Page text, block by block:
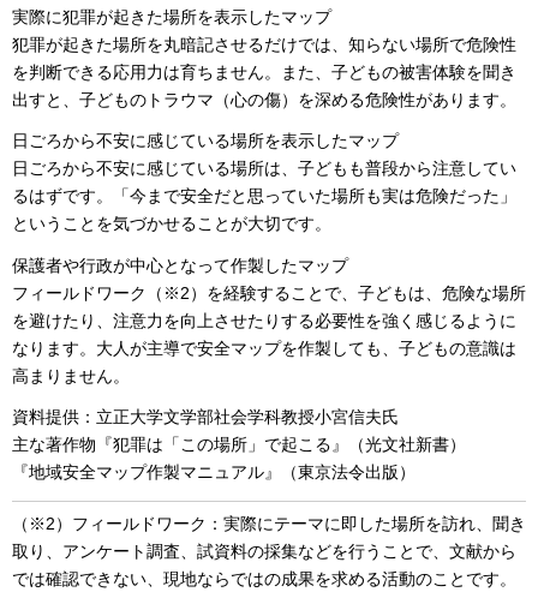
実際に犯罪が起きた場所を表示したマップ
犯罪が起きた場所を丸暗記させるだけでは、知らない場所で危険性
を判断できる応用力は育ちません。また、子どもの被害体験を聞き
出すと、子どものトラウマ（心の傷）を深める危険性があります。
日ごろから不安に感じている場所を表示したマップ
日ごろから不安に感じている場所は、子どもも普段から注意してい
るはずです。「今まで安全だと思っていた場所も実は危険だった」
ということを気づかせることが大切です。
保護者や行政が中心となって作製したマップ
フィールドワーク（※2）を経験することで、子どもは、危険な場所
を避けたり、注意力を向上させたりする必要性を強く感じるように
なります。大人が主導で安全マップを作製しても、子どもの意識は
高まりません。
資料提供：立正大学文学部社会学科教授小宮信夫氏
主な著作物『犯罪は「この場所」で起こる』（光文社新書）
『地域安全マップ作製マニュアル』（東京法令出版）
（※2）フィールドワーク：実際にテーマに即した場所を訪れ、聞き
取り、アンケート調査、試資料の採集などを行うことで、文献から
では確認できない、現地ならではの成果を求める活動のことです。